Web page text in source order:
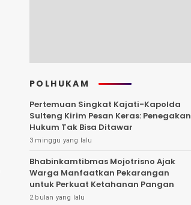
POLHUKAM
Pertemuan Singkat Kajati-Kapolda
Sulteng Kirim Pesan Keras: Penegakan
Hukum Tak Bisa Ditawar
3 minggu yang lalu
Bhabinkamtibmas Mojotrisno Ajak
Warga Manfaatkan Pekarangan
untuk Perkuat Ketahanan Pangan
2 bulan yang lalu